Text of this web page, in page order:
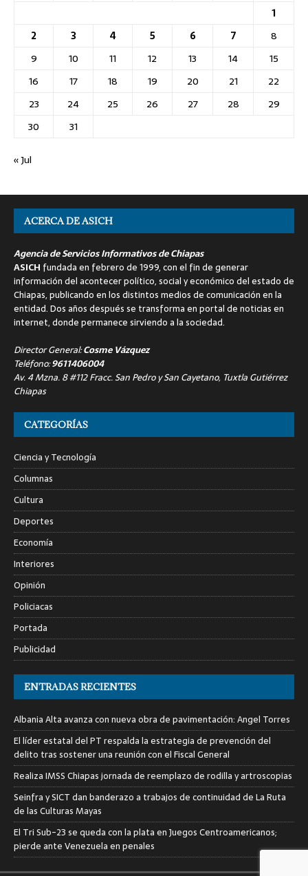
1
2
3 4 5 6 7
8
9
10 11 12 13 14
15
16
17 18 19 20 21
22
23
24 25 26 27 28
29
30
31
« Jul
ACERCA DE ASICH
Agencia de Servicios Informativos de Chiapas
ASICH fundada en febrero de 1999, con el fin de generar
información del acontecer político, social y económico del estado de
Chiapas, publicando en los distintos medios de comunicación en la
entidad. Dos años después se transforma en portal de noticias en
internet, donde permanece sirviendo a la sociedad.
Director General:Cosme Vázquez
Teléfono:9611406004
Av. 4 Mzna. 8 #112 Fracc. San Pedro y San Cayetano, Tuxtla Gutiérrez
Chiapas
CATEGORÍAS
Ciencia y Tecnología
Columnas
Cultura
Deportes
Economía
Interiores
Opinión
Policiacas
Portada
Publicidad
ENTRADAS RECIENTES
Albania Alta avanza con nueva obra de pavimentación: Angel Torres
El líder estatal del PT respalda la estrategia de prevención del
delito tras sostener una reunión con el Fiscal General
Realiza IMSS Chiapas jornada de reemplazo de rodilla y artroscopias
Seinfra y SICT dan banderazo a trabajos de continuidad de La Ruta
de las Culturas Mayas
El Tri Sub-23 se queda con la plata en Juegos Centroamericanos;
pierde ante Venezuela en penales